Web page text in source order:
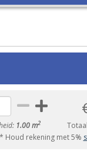
1.00 m2
* Houd rekening met 5%